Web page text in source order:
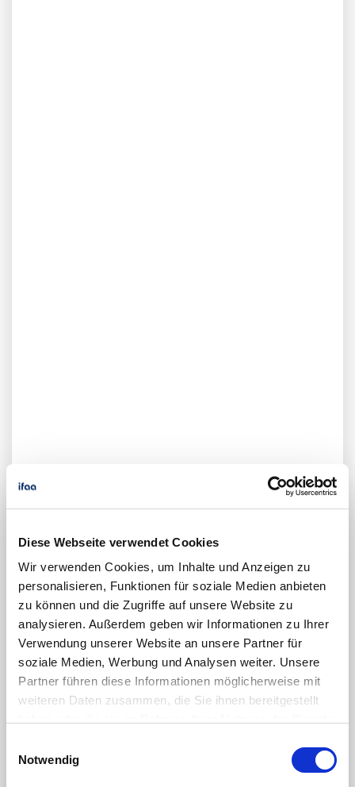
Diese Webseite verwendet Cookies
Wir verwenden Cookies, um Inhalte und Anzeigen zu
personalisieren, Funktionen für soziale Medien anbieten
zu können und die Zugriffe auf unsere Website zu
analysieren. Außerdem geben wir Informationen zu Ihrer
Verwendung unserer Website an unsere Partner für
soziale Medien, Werbung und Analysen weiter. Unsere
Partner führen diese Informationen möglicherweise mit
weiteren Daten zusammen, die Sie ihnen bereitgestellt
Notwendig